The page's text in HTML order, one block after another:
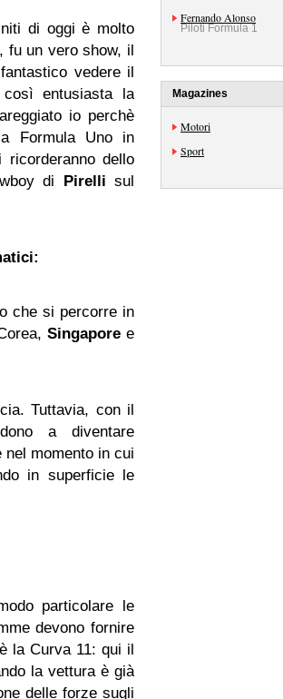
di oggi è molto
fu un vero show, il
vedere il
così entusiasta la
io perchè
Formula Uno in
dello
di Pirelli sul
che si percorre in
Singaporee
Tuttavia, con il
a diventare
momento in cui
in superficie le
particolare le
devono fornire
la Curva 11: qui il
la vettura è già
delle forze sugli
Fernando Alonso
Piloti Formula 1
Magazines
Motori
Sport